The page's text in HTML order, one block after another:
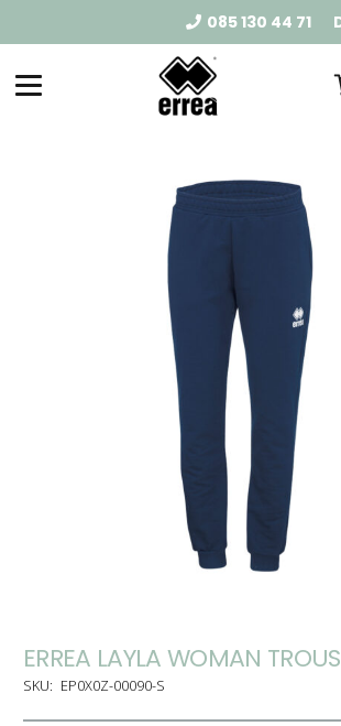
085 130 44 71
ERREA LAYLA WOMAN
SKU: EP0X0Z-00090-S